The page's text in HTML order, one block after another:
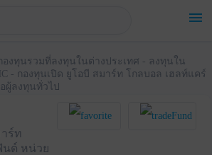
menu
นรวมที่ลงทุนในต่างประเทศ - ลงทุนใน
- กองทุนเปิด ยูโอบี สมาร์ท โกลบอล เฮลท์แคร์
ผู้ลงทุนทั่วไป
ร์ท
นด์ หน่วย